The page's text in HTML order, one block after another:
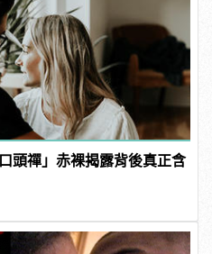
頭禪」赤裸揭露背後真正含